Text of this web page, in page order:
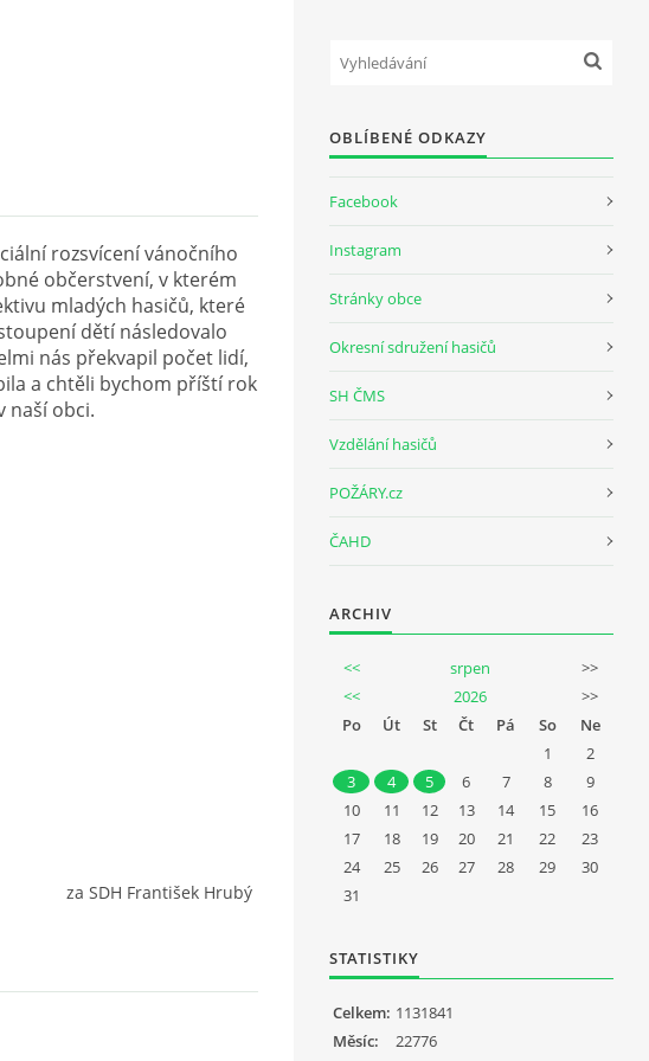
rozsvícení vánočního
občerstvení, v kterém
mladých hasičů, které
dětí následovalo
nás překvapil počet lidí,
a chtěli bychom příští rok
naší obci.
za SDH František Hrubý
OBLÍBENÉ ODKAZY
Facebook
Instagram
Stránky obce
Okresní sdružení hasičů
SH ČMS
Vzdělání hasičů
POŽÁRY.cz
ČAHD
ARCHIV
<< srpen
>>
<<
2026
>>
Po
Út St Čt Pá So
Ne
1
2
3
4 5 6 7 8
9
10
11 12 13 14 15
16
17
18 19 20 21 22
23
24
25 26 27 28 29
30
31
STATISTIKY
Celkem: 1131841
Měsíc:
22776